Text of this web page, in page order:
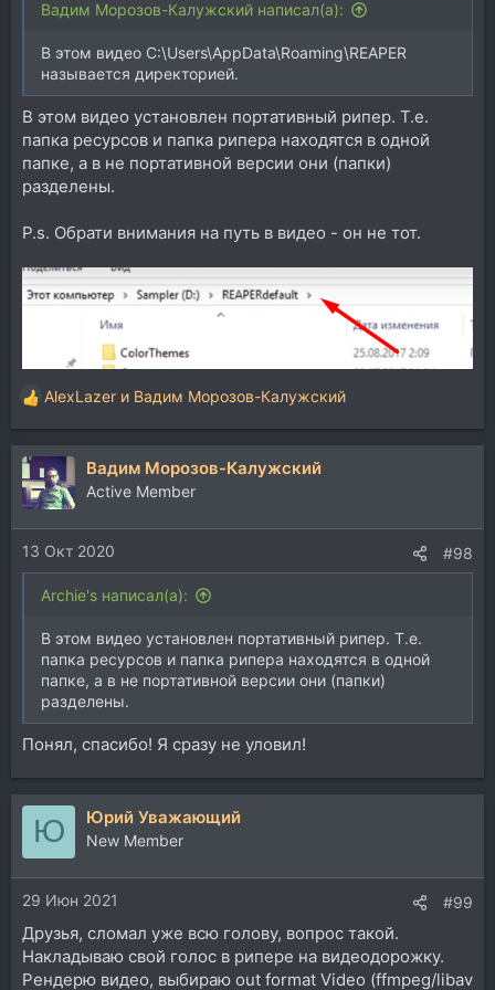
Вадим Морозов-Калужский написал(а):
В этом видео C:\Users\AppData\Roaming\REAPER
называется директорией.
В этом видео установлен портативный рипер. Т.е.
папка ресурсов и папка рипера находятся в одной
папке, а в не портативной версии они (папки)
разделены.
P.s. Обрати внимания на путь в видео - он не тот.
Р
е
а
к
ц
и
и
:
AlexLazer и Вадим Морозов-Калужский
Вадим Морозов-Калужский
Active Member
13 Окт 2020 #98
Archie's написал(а):
В этом видео установлен портативный рипер. Т.е.
папка ресурсов и папка рипера находятся в одной
папке, а в не портативной версии они (папки)
разделены.
Понял, спасибо! Я сразу не уловил!
Ю Юрий Уважающий
New Member
29 Июн 2021 #99
Друзья, сломал уже всю голову, вопрос такой.
Накладываю свой голос в рипере на видеодорожку.
Рендерю видео, выбираю out format Video (ffmpeg/libav